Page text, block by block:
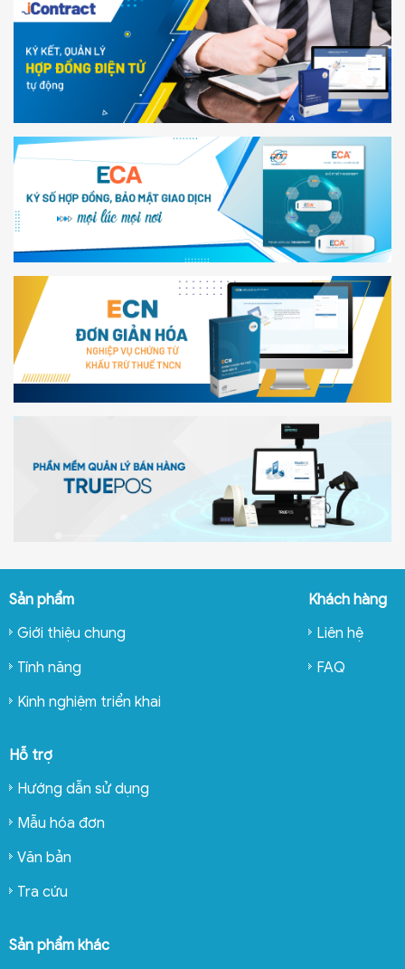
Sản phẩm
Giới thiệu chung
Tính năng
Kinh nghiệm triển khai
Khách hàng
Liên hệ
FAQ
Hỗ trợ
Hướng dẫn sử dụng
Mẫu hóa đơn
Văn bản
Tra cứu
Sản phẩm khác